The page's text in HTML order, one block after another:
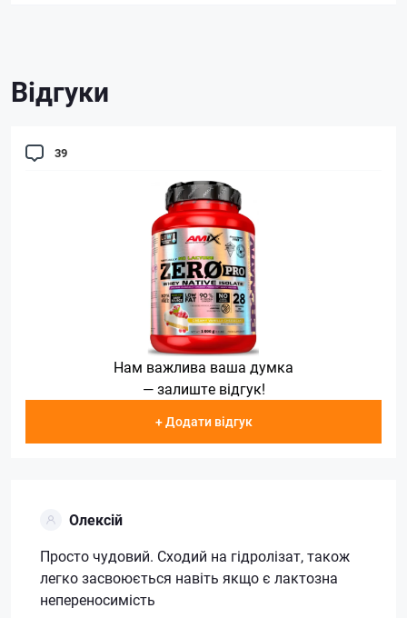
Відгуки
39
Нам важлива ваша думка
— залиште відгук!
+ Додати відгук
Олексій
Просто чудовий. Сходий на гідролізат, також
легко засвоюється навіть якщо є лактозна
непереносимість